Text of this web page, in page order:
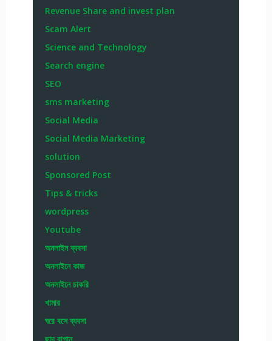
Revenue Share and invest plan
Scam Alert
Science and Technology
Search engine
SEO
sms marketing
Social Media
Social Media Marketing
solution
Sponsored Post
Tips & tricks
wordpress
Youtube
অনলাইন ব্যবসা
অনলাইনে কাজ
অনলাইনে চাকরি
খামার
ঘরে বসে ব্যবসা